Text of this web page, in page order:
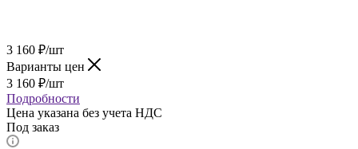
3 160 ₽/шт
Варианты цен
3 160 ₽/шт
Подробности
Цена указана без учета НДС
Под заказ